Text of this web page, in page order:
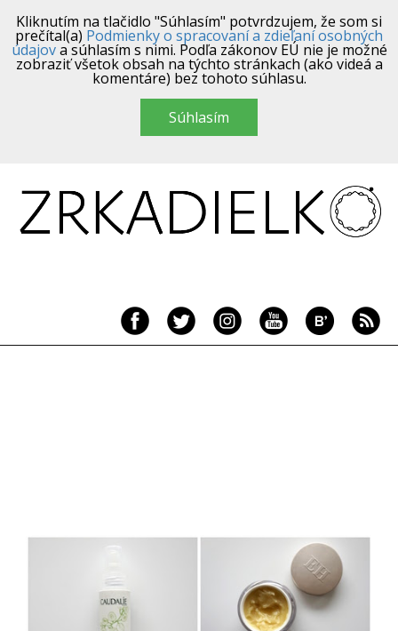
Kliknutím na tlačidlo "Súhlasím" potvrdzujem, že som si
prečítal(a) Podmienky o spracovaní a zdieľaní osobných
údajova súhlasím s nimi. Podľa zákonov EÚ nie je možné
zobraziť všetok obsah na týchto stránkach (ako videá a
komentáre) bez tohoto súhlasu.
Súhlasím